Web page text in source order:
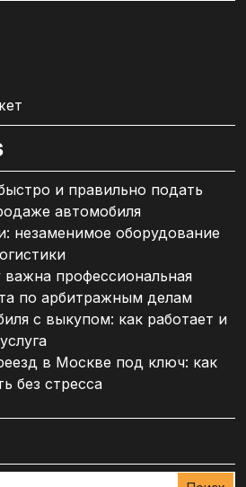
и правильно подать
автомобиля
незаменимое оборудование
профессиональная
по арбитражным делам
с выкупом: как работает и
в Москве под ключ: как
без стресса